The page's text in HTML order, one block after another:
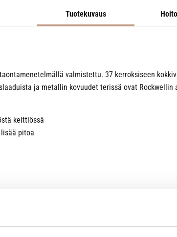
Tuotekuvaus
valmistettu. 37 kerroksiseen
ja metallin kovuudet terissä ovat Rockwellin
keittiössä
pitoa